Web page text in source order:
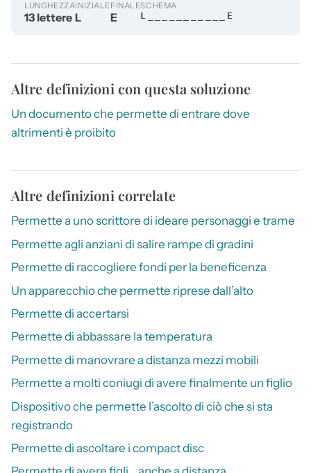
LUNGHEZZA
13 lettere
INIZIALE
L
FINALE
E
SCHEMA
L___________E
Altre definizioni con questa soluzione
Un documento che permette di entrare dove
altrimenti è proibito
Altre definizioni correlate
Permette a uno scrittore di ideare personaggi e trame
Permette agli anziani di salire rampe di gradini
Permette di raccogliere fondi per la beneficenza
Un apparecchio che permette riprese dall’alto
Permette di accertarsi
Permette di abbassare la temperatura
Permette di manovrare a distanza mezzi mobili
Permette a molti coniugi di avere finalmente un figlio
Dispositivo che permette l’ascolto di ciò che si sta
registrando
Permette di ascoltare i compact disc